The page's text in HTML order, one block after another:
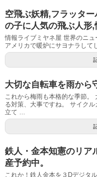
空飛ぶ妖精,フラッタ
の子に人気の飛ぶ人形
情報ライブミヤネ屋 世界のニュ
アメリカで暖炉にサヨナラして
大切な自転車を雨から
これから梅雨も本格的な季節
る対策、大事ですね。 サイク
立て ...
鉄人・金本知憲のリア
産予約中。
これか！鉄人金本を３Dデジタ